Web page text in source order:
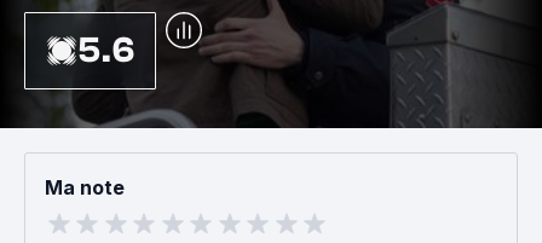
5.6
Ma note